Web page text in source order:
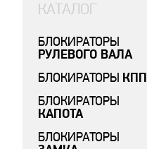
КАТАЛОГ
БЛОКИРАТОРЫ
РУЛЕВОГО ВАЛА
БЛОКИРАТОРЫ КПП
БЛОКИРАТОРЫ
КАПОТА
БЛОКИРАТОРЫ